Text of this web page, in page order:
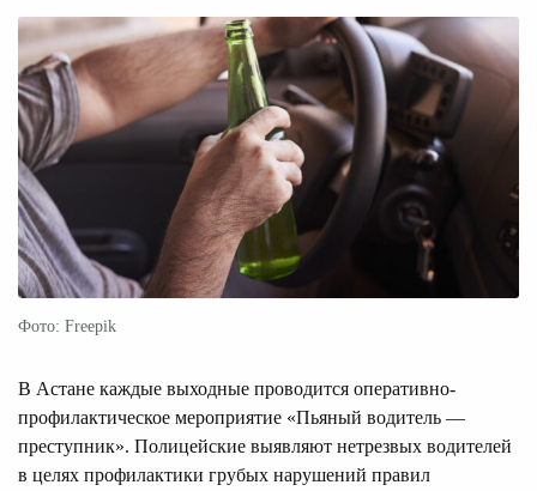
Фото: Freepik
В Астане каждые выходные проводится оперативно-
профилактическое мероприятие «Пьяный водитель —
преступник». Полицейские выявляют нетрезвых водителей
в целях профилактики грубых нарушений правил